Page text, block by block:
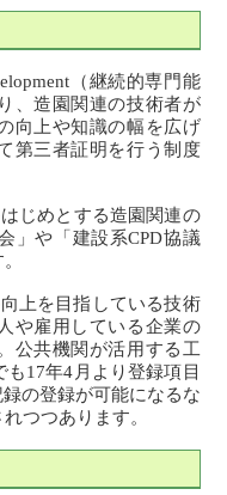
（継続的専門能
、造園関連の技術者が
向上や知識の幅を広げ
第三者証明を行う制度
じめとする造園関連の
」や「建設系CPD協議
上を目指している技術
や雇用している企業の
公共機関が活用する工
17年4月より登録項目
の登録が可能になるな
つつあります。